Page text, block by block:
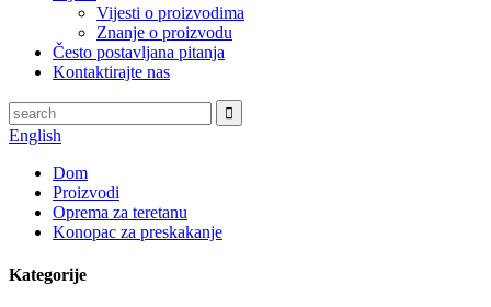
Vijesti o proizvodima
Znanje o proizvodu
Često postavljana pitanja
Kontaktirajte nas
English
Dom
Proizvodi
Oprema za teretanu
Konopac za preskakanje
Kategorije